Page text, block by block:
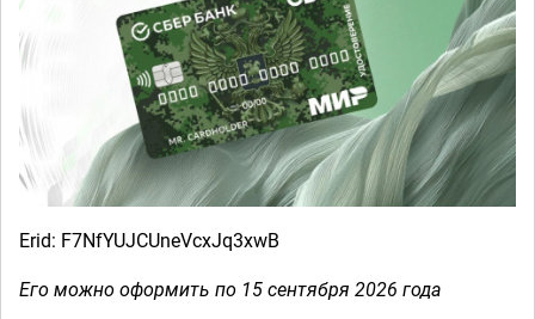
Erid: F7NfYUJCUneVcxJq3xwB
Его можно оформить по 15 сентября 2026 года